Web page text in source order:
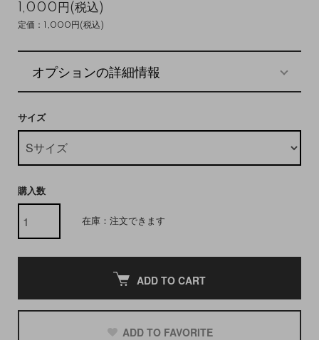
1,000円(税込)
定価：1,000円(税込)
オプションの詳細情報
サイズ
購入数
在庫：注文できます
ADD TO CART
ADD TO FAVORITE